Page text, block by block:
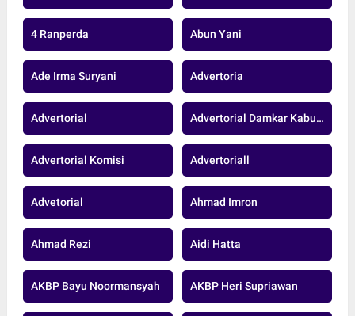
4 Ranperda Abun Yani
Ade Irma Suryani Advertoria
Advertorial Advertorial Damkar Kabupaten Muaro Jambi
Advertorial Komisi Advertoriall
Advetorial Ahmad Imron
Ahmad Rezi Aidi Hatta
AKBP Bayu Noormansyah AKBP Heri Supriawan